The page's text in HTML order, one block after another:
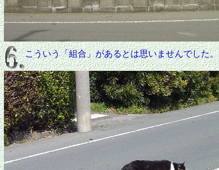
こういう「組合」があるとは思いませんでした。